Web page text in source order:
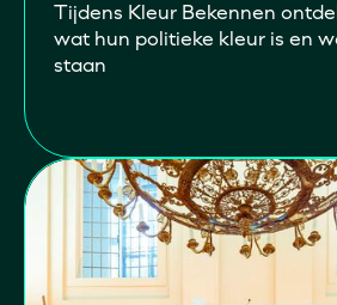
Tijdens Kleur Bekennen
wat hun politieke kleur is en
staan